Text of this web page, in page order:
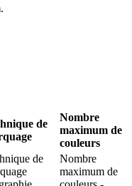
de
Nombre
maximum de
couleurs
de
Nombre
maximum de